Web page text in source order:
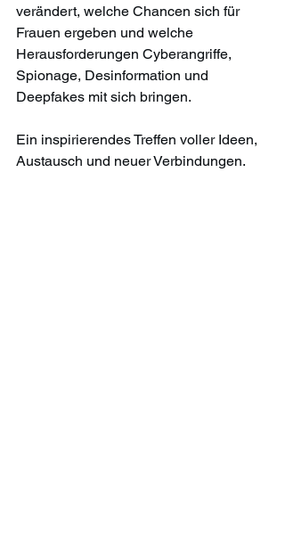
verändert, welche Chancen sich für
Frauen ergeben und welche
Herausforderungen Cyberangriffe,
Spionage, Desinformation und
Deepfakes mit sich bringen.
Ein inspirierendes Treffen voller Ideen,
Austausch und neuer Verbindungen.